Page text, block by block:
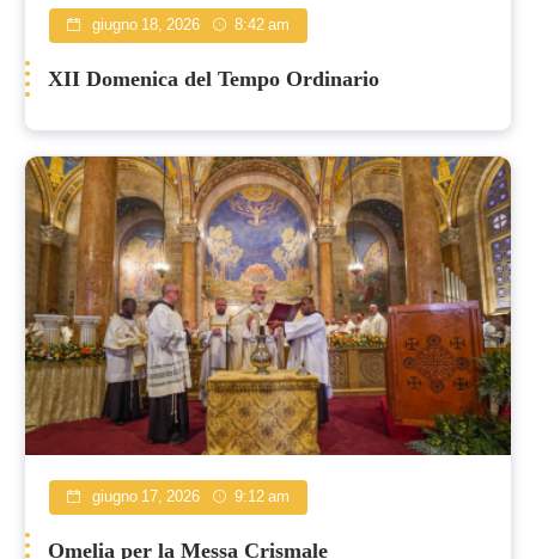
giugno 18, 2026 8:42 am
XII Domenica del Tempo Ordinario
giugno 17, 2026 9:12 am
Omelia per la Messa Crismale